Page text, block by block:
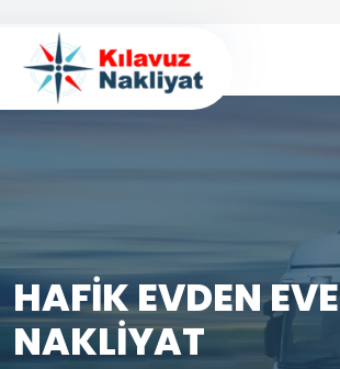
HAFIK EVDEN EVE
NAKLIYAT